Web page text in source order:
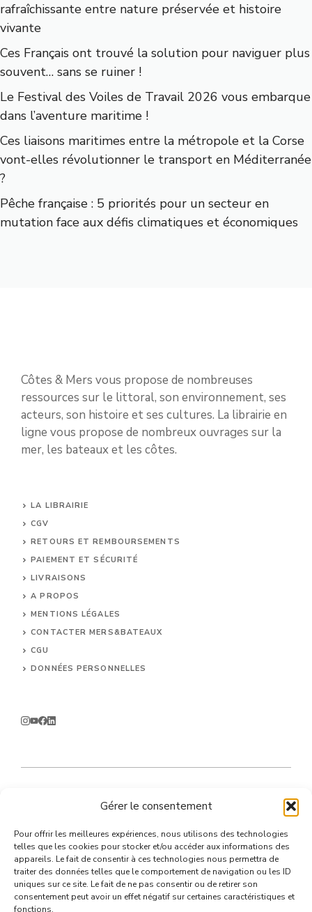
Gérer le consentement
Pour offrir les meilleures expériences, nous utilisons des technologies
telles que les cookies pour stocker et/ou accéder aux informations des
appareils. Le fait de consentir à ces technologies nous permettra de
traiter des données telles que le comportement de navigation ou les ID
uniques sur ce site. Le fait de ne pas consentir ou de retirer son
consentement peut avoir un effet négatif sur certaines caractéristiques et
fonctions.
rafraîchissante entre nature préservée et histoire
vivante
Ces Français ont trouvé la solution pour naviguer plus
souvent… sans se ruiner !
Le Festival des Voiles de Travail 2026 vous embarque
dans l’aventure maritime !
Ces liaisons maritimes entre la métropole et la Corse
vont-elles révolutionner le transport en Méditerranée
?
Pêche française : 5 priorités pour un secteur en
mutation face aux défis climatiques et économiques
Côtes & Mers vous propose de nombreuses
ressources sur le littoral, son environnement, ses
acteurs, son histoire et ses cultures. La librairie en
ligne vous propose de nombreux ouvrages sur la
mer, les bateaux et les côtes.
LA LIBRAIRIE
CGV
RETOURS ET REMBOURSEMENTS
PAIEMENT ET SÉCURITÉ
LIVRAISONS
A PROPOS
MENTIONS LÉGALES
CONTACTER MERS&BATEAUX
CGU
DONNÉES PERSONNELLES